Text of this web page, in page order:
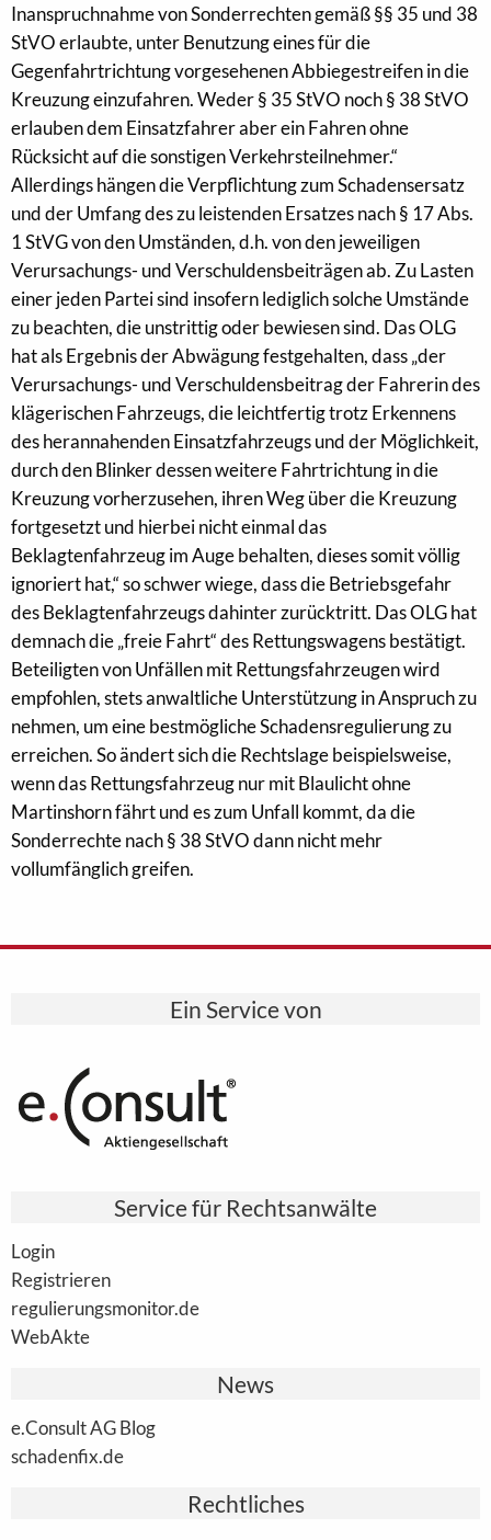
Inanspruchnahme von Sonderrechten gemäß §§ 35 und 38
StVO erlaubte, unter Benutzung eines für die
Gegenfahrtrichtung vorgesehenen Abbiegestreifen in die
Kreuzung einzufahren. Weder § 35 StVO noch § 38 StVO
erlauben dem Einsatzfahrer aber ein Fahren ohne
Rücksicht auf die sonstigen Verkehrsteilnehmer.“
Allerdings hängen die Verpflichtung zum Schadensersatz
und der Umfang des zu leistenden Ersatzes nach § 17 Abs.
1 StVG von den Umständen, d.h. von den jeweiligen
Verursachungs- und Verschuldensbeiträgen ab. Zu Lasten
einer jeden Partei sind insofern lediglich solche Umstände
zu beachten, die unstrittig oder bewiesen sind. Das OLG
hat als Ergebnis der Abwägung festgehalten, dass „der
Verursachungs- und Verschuldensbeitrag der Fahrerin des
klägerischen Fahrzeugs, die leichtfertig trotz Erkennens
des herannahenden Einsatzfahrzeugs und der Möglichkeit,
durch den Blinker dessen weitere Fahrtrichtung in die
Kreuzung vorherzusehen, ihren Weg über die Kreuzung
fortgesetzt und hierbei nicht einmal das
Beklagtenfahrzeug im Auge behalten, dieses somit völlig
ignoriert hat,“ so schwer wiege, dass die Betriebsgefahr
des Beklagtenfahrzeugs dahinter zurücktritt. Das OLG hat
demnach die „freie Fahrt“ des Rettungswagens bestätigt.
Beteiligten von Unfällen mit Rettungsfahrzeugen wird
empfohlen, stets anwaltliche Unterstützung in Anspruch zu
nehmen, um eine bestmögliche Schadensregulierung zu
erreichen. So ändert sich die Rechtslage beispielsweise,
wenn das Rettungsfahrzeug nur mit Blaulicht ohne
Martinshorn fährt und es zum Unfall kommt, da die
Sonderrechte nach § 38 StVO dann nicht mehr
vollumfänglich greifen.
Ein Service von
Service für Rechtsanwälte
Login
Registrieren
regulierungsmonitor.de
WebAkte
News
e.Consult AG Blog
schadenfix.de
Rechtliches